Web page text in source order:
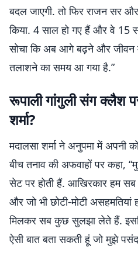
बदल जाएगी. तो फिर राजन सर
किया. 4 साल हो गए हैं और वे 15
सोचा कि अब आगे बढ़ने और
तलाशने का समय आ गया है.”
रूपाली गांगुली संग क्लैश
शर्मा?
मदालसा शर्मा ने अनुपमा में अपनी
बीच तनाव की अफवाहों पर कहा,
सेट पर होती हैं. आखिरकार हम सब
और जो भी छोटी-मोटी
मिलकर सब कुछ सुलझा लेते हैं.
ऐसी बात बता सकती हूं जो मुझे